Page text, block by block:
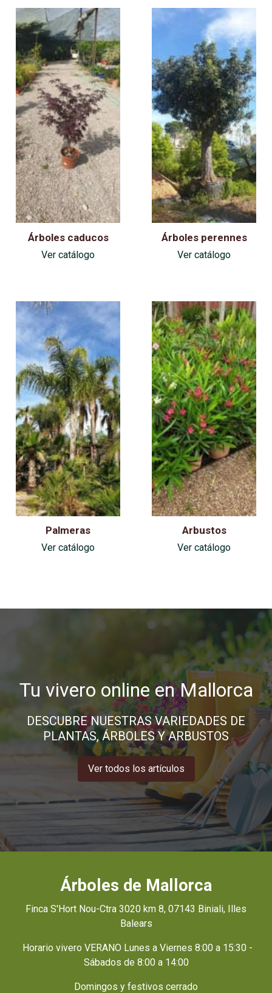
Árboles caducos
Ver catálogo
Árboles perennes
Ver catálogo
Palmeras
Ver catálogo
Arbustos
Ver catálogo
Tu vivero online en Mallorca
DESCUBRE NUESTRAS VARIEDADES DE
PLANTAS, ÁRBOLES Y ARBUSTOS
Ver todos los artículos
Árboles de Mallorca
Finca S'Hort Nou-Ctra 3020 km 8, 07143 Biniali, Illes
Balears
Horario vivero VERANO Lunes a Viernes 8:00 a 15:30 -
Sábados de 8:00 a 14:00
Domingos y festivos cerrado